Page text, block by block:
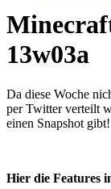
13w03a
Da diese Woche
per Twitter verteilt
einen Snapshot gibt!
Hier die Features